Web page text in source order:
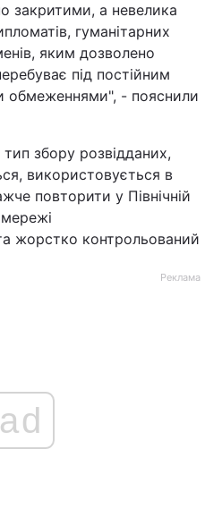
закритими, а невелика
гуманітарних
яким дозволено
під постійним
обмеженнями", - пояснили
збору розвідданих,
використовується в
повторити у Північній
жорстко контрольований
Реклама
ad